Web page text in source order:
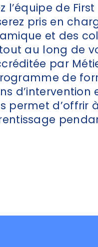
l’équipe de
pris en
et des
au long de
par
de
d’intervention
permet d’offrir